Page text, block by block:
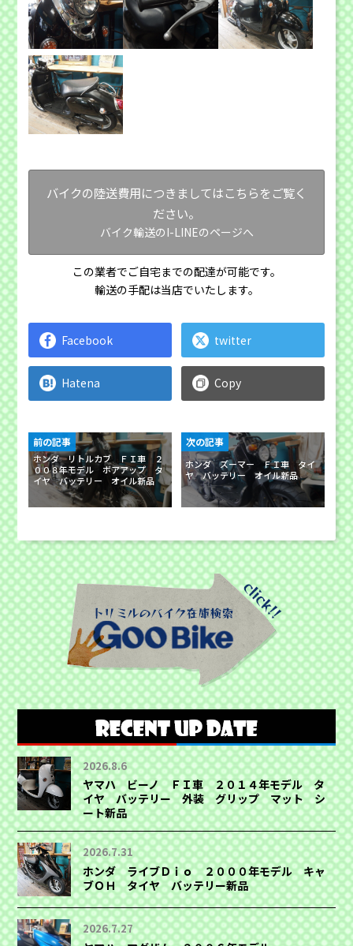
バイクの陸送費用につきましてはこちらをご覧く
ださい。
バイク輸送のI-LINEのページへ
この業者でご自宅までの配達が可能です。
輸送の手配は当店でいたします。
Facebook twitter
Hatena Copy
ホンダ リトルカブ ＦＩ車 ２
００８年モデル ボアアップ タ
イヤ バッテリー オイル新品
前の記事
ホンダ ズーマー ＦＩ車 タイ
ヤ バッテリー オイル新品
次の記事
2026.8.6
ヤマハ ビーノ ＦＩ車 ２０１４年モデル タ
イヤ バッテリー 外装 グリップ マット シ
ート新品
2026.7.31
ホンダ ライブＤｉｏ ２０００年モデル キャ
ブＯＨ タイヤ バッテリー新品
2026.7.27